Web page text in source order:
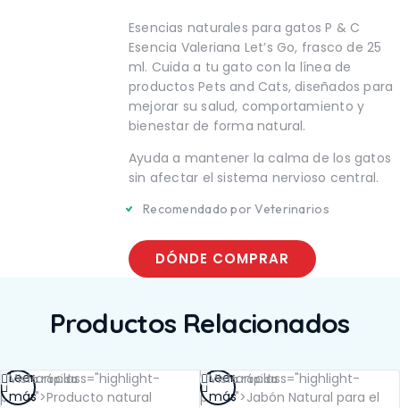
BELLEZA Y LIMPIEZA
CONDUCTA Y
COMPORTAMIENTO
CONTROL DE PESO
PIEL Y PELAJE
REPELENTE
SALUD DIGESTIVA
SALUD INTERNA
INMUNOLÓGICA
Esencias naturales para gatos P & C
Esencia Valeriana Let’s Go, frasco de 25
ml. Cuida a tu gato con la línea de
productos Pets and Cats, diseñados para
mejorar su salud, comportamiento y
bienestar de forma natural.
Ayuda a mantener la calma de los gatos
sin afectar el sistema nervioso central.
Recomendado por Veterinarios
DÓNDE COMPRAR
Productos Relacionados
Vista rápida
Leer
más
Vista rápida
Leer
más